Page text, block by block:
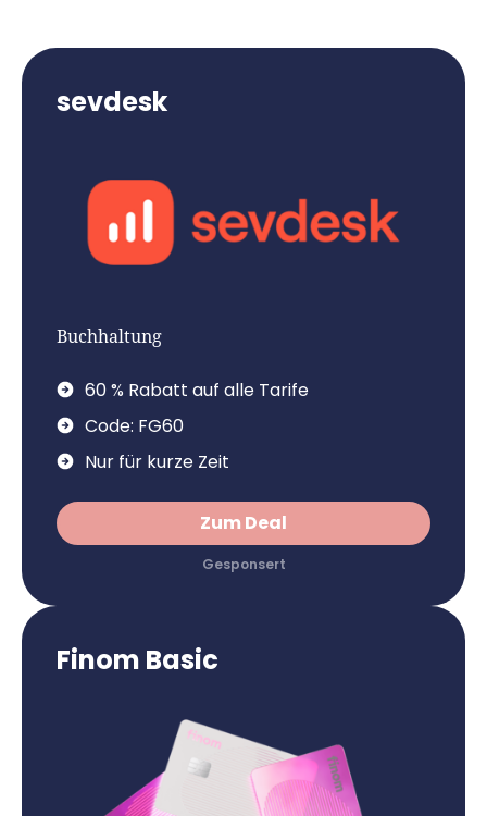
sevdesk
Buchhaltung
60 % Rabatt auf alle Tarife
Code: FG60
Nur für kurze Zeit
Zum Deal
Finom Basic